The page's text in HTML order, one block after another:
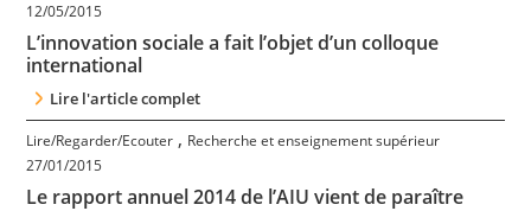
Tous les articles
Qui sommes nous ?
Contact
12/05/2015
L’innovation sociale a fait l’objet d’un colloque
international
Lire l'article complet
Lire/Regarder/Ecouter , Recherche et enseignement supérieur
27/01/2015
Le rapport annuel 2014 de l’AIU vient de paraître